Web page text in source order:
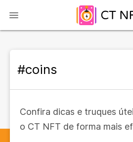
#coins
Confira dicas e truques
o CT NFT de forma mais